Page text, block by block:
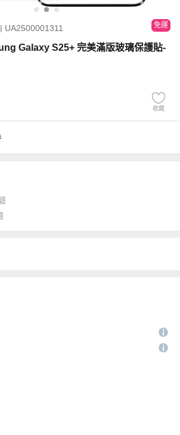
UA2500001311 免運
Galaxy S25+ 完美滿版玻璃保護貼-
收藏